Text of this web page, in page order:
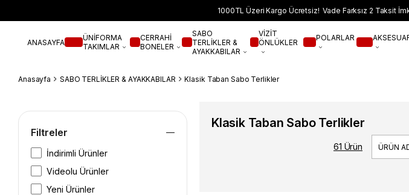
1000TL Üzeri Kargo Ücretsiz! Vade Farksız 2 Taksit
ANASAYFA
ÜNİFORMA
TAKIMLAR
CERRAHİ
BONELER
SABO
TERLİKLER &
AYAKKABILAR
VİZİT
ÖNLÜKLER
POLARLAR
Anasayfa SABO TERLİKLER & AYAKKABILAR Klasik Taban Sabo Terlikler
Filtreler
İndirimli Ürünler
Videolu Ürünler
Yeni Ürünler
Klasik Taban Sabo Terlikler
ÜRÜN
61 Ürün